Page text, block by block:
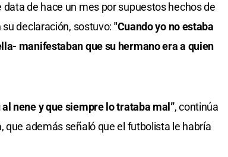
data de hace un mes por supuestos hechos de
declaración, sostuvo: "Cuando yo no estaba
manifestaban que su hermano era a quien
nene y que siempre lo trataba mal”, continúa
que además señaló que el futbolista le habría